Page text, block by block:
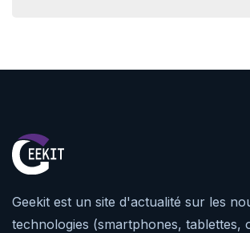
Geekit est un site d'actualité sur les
technologies (smartphones, tablettes,